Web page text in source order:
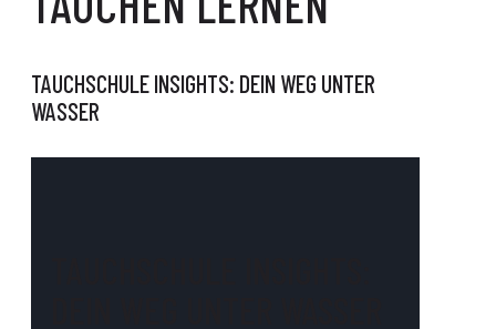
TAUCHSCHULE INSIGHTS: DEIN WEG UNTER
WASSER